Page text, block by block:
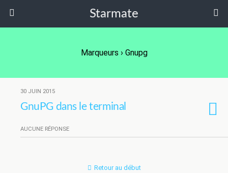
Starmate
Marqueurs › Gnupg
30 JUIN 2015
GnuPG dans le terminal
AUCUNE RÉPONSE
Retour au début